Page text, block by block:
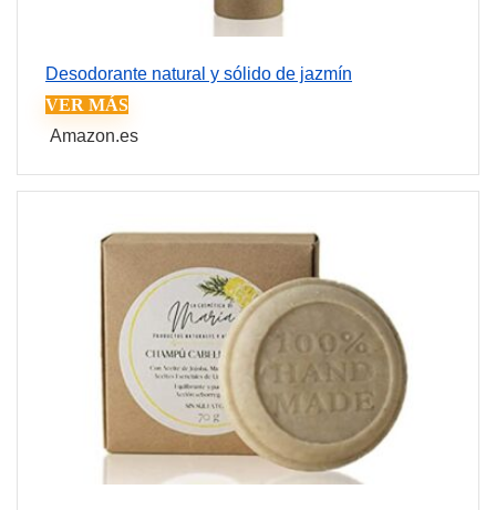
Desodorante natural y sólido de jazmín
VER MÁS
Amazon.es